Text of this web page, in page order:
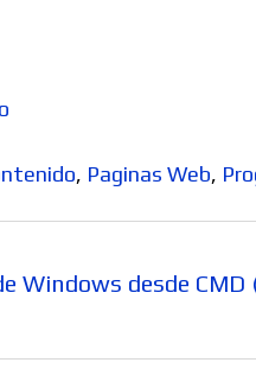
, Paginas Web,
Windows desde CMD